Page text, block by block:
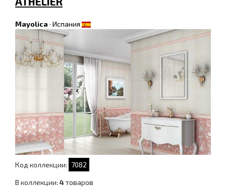
Mayolica · Испания
Код коллекции: 7082
В коллекции: 4товаров